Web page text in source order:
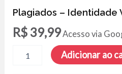
Plagiados – Identidade
R$ 39,99Acesso via
Adicionar ao